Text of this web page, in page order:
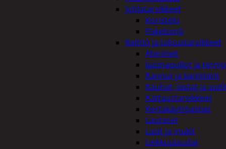
Juhlatarvikkeet
Koristelu
Paketointi
Keittiö ja taloustarvikkeet
Aterimet
Juomapullot ja
Kannut ja kanisterit
Kauhat, lastat ja
Kattaustarvikkeet
Kertakäyttöastiat
Lautaset
Lasit ja mukit
Leikkuulaudat